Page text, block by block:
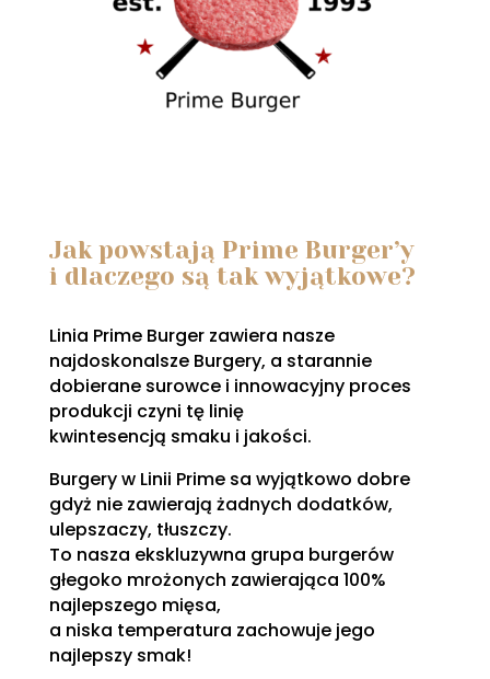
Jak powstają Prime Burger’y
i dlaczego są tak wyjątkowe?
Linia Prime Burger zawiera nasze
najdoskonalsze Burgery, a starannie
dobierane surowce i innowacyjny proces
produkcji czyni tę linię
kwintesencją smaku i jakości.
Burgery w Linii Prime sa wyjątkowo dobre
gdyż nie zawierają żadnych dodatków,
ulepszaczy, tłuszczy.
To nasza ekskluzywna grupa burgerów
głegoko mrożonych zawierająca 100%
najlepszego mięsa,
a niska temperatura zachowuje jego
najlepszy smak!